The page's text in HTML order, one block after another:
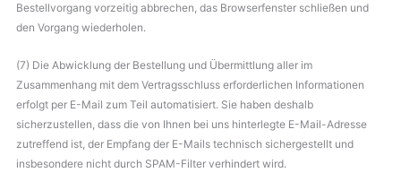
Bestellvorgang vorzeitig abbrechen, das Browserfenster schließen und
den Vorgang wiederholen.
(7) Die Abwicklung der Bestellung und Übermittlung aller im
Zusammenhang mit dem Vertragsschluss erforderlichen Informationen
erfolgt per E-Mail zum Teil automatisiert. Sie haben deshalb
sicherzustellen, dass die von Ihnen bei uns hinterlegte E-Mail-Adresse
zutreffend ist, der Empfang der E-Mails technisch sichergestellt und
insbesondere nicht durch SPAM-Filter verhindert wird.